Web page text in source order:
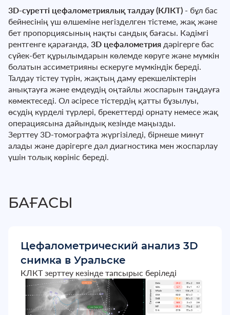
3D-суретті цефалометриялық талдау (КЛКТ) - бұл бас
бейнесінің үш өлшеміне негізделген тістеме, жақ және
бет пропорциясының нақты сандық бағасы. Кәдімгі
рентгенге қарағанда, 3D цефалометрия дәрігерге бас
сүйек-бет құрылымдарын көлемде көруге және мүмкін
болатын ассиметрияны ескеруге мүмкіндік береді.
Талдау тістеу түрін, жақтың даму ерекшеліктерін
анықтауға және емдеудің оңтайлы жоспарын таңдауға
көмектеседі. Ол әсіресе тістердің қатты бұзылуы,
өсудің күрделі түрлері, брекеттерді орнату немесе жақ
операциясына дайындық кезінде маңызды.
Зерттеу 3D-томографта жүргізіледі, бірнеше минут
алады және дәрігерге дәл диагностика мен жоспарлау
үшін толық көрініс береді.
БАҒАСЫ
Цефалометрический анализ 3D
снимка в Уральске
КЛКТ зерттеу кезінде тапсырыс беріледі